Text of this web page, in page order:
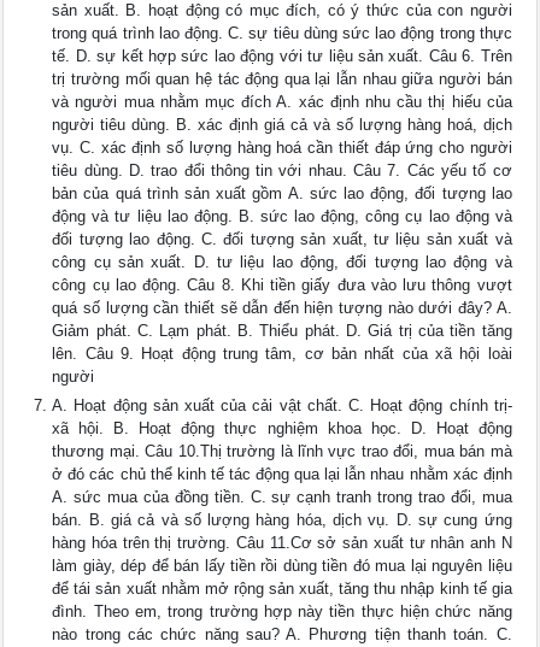
sản xuất. B. hoạt động có mục đích, có ý thức của con người
trong quá trình lao động. C. sự tiêu dùng sức lao động trong thực
tế. D. sự kết hợp sức lao động với tư liệu sản xuất. Câu 6. Trên
trị trường mối quan hệ tác động qua lại lẫn nhau giữa người bán
và người mua nhằm mục đích A. xác định nhu cầu thị hiếu của
người tiêu dùng. B. xác định giá cả và số lượng hàng hoá, dịch
vụ. C. xác định số lượng hàng hoá cần thiết đáp ứng cho người
tiêu dùng. D. trao đổi thông tin với nhau. Câu 7. Các yếu tố cơ
bản của quá trình sản xuất gồm A. sức lao động, đối tượng lao
động và tư liệu lao động. B. sức lao động, công cụ lao động và
đối tượng lao động. C. đối tượng sản xuất, tư liệu sản xuất và
công cụ sản xuất. D. tư liệu lao động, đối tượng lao động và
công cụ lao động. Câu 8. Khi tiền giấy đưa vào lưu thông vượt
quá số lượng cần thiết sẽ dẫn đến hiện tượng nào dưới đây? A.
Giảm phát. C. Lạm phát. B. Thiểu phát. D. Giá trị của tiền tăng
lên. Câu 9. Hoạt động trung tâm, cơ bản nhất của xã hội loài
người
A. Hoạt động sản xuất của cải vật chất. C. Hoạt động chính trị-
xã hội. B. Hoạt động thực nghiệm khoa học. D. Hoạt động
thương mại. Câu 10.Thị trường là lĩnh vực trao đổi, mua bán mà
ở đó các chủ thể kinh tế tác động qua lại lẫn nhau nhằm xác định
A. sức mua của đồng tiền. C. sự cạnh tranh trong trao đổi, mua
bán. B. giá cả và số lượng hàng hóa, dịch vụ. D. sự cung ứng
hàng hóa trên thị trường. Câu 11.Cơ sở sản xuất tư nhân anh N
làm giày, dép để bán lấy tiền rồi dùng tiền đó mua lại nguyên liệu
để tái sản xuất nhằm mở rộng sản xuất, tăng thu nhập kinh tế gia
đình. Theo em, trong trường hợp này tiền thực hiện chức năng
nào trong các chức năng sau? A. Phương tiện thanh toán. C.